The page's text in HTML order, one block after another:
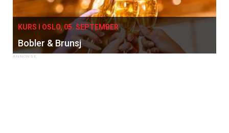
KURS I OSLO, 05. SEPTEMBER
Bobler & Brunsj